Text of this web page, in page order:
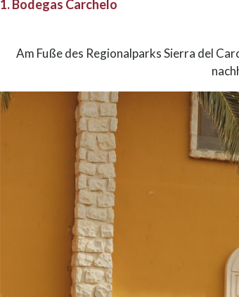
1. Bodegas Carchelo
Am Fuße des Regionalparks Sierra del